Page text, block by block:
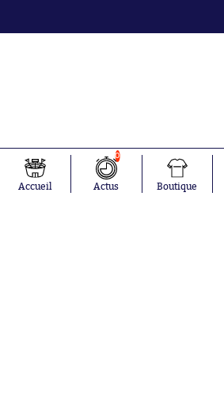
Accueil
0
Actus Boutique